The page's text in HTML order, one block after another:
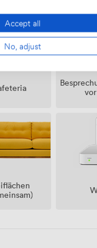
Accept all
No, adjust